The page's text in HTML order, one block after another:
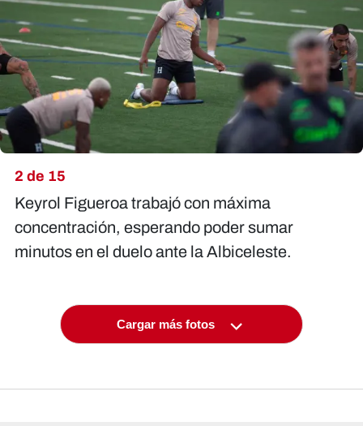
2 de 15
Keyrol Figueroa trabajó con máxima
concentración, esperando poder sumar
minutos en el duelo ante la Albiceleste.
Cargar más fotos